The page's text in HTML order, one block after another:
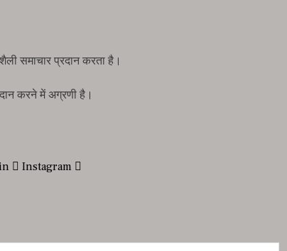
समाचार प्रदान करता है।
करने में अग्रणी है।
Instagram